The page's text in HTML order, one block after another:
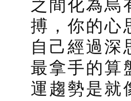
搏，你的心
自己經過深
最拿手的算
運趨勢是就